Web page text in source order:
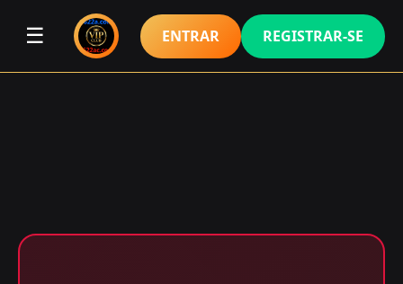
☰ ENTRAR REGISTRAR-SE